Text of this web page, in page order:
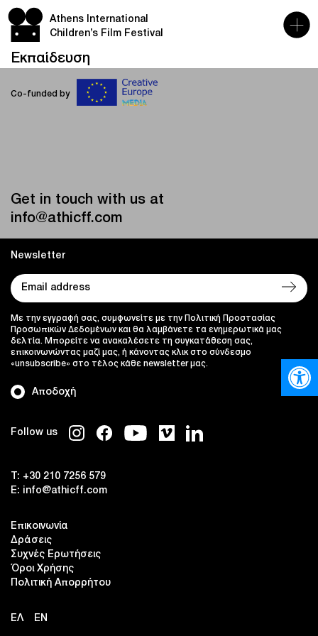
Athens International
Children’s Film Festival
Εκπαίδευση
Co-funded by
Get in touch with us at
info@athicff.com
Follow us
T: +30 210 7256 579
E: info@athicff.com
Επικοινωνία
Δράσεις
Συχνές Ερωτήσεις
Όροι Χρήσης
Πολιτική Απορρήτου
ΕΛ EN
Newsletter
Αποδοχή
Με την εγγραφή σας, συμφωνείτε με την Πολιτική Προστασίας
Προσωπικών Δεδομένων και θα λαμβάνετε τα ενημερωτικά μας
δελτία. Μπορείτε να ανακαλέσετε τη συγκατάθεση σας,
επικοινωνώντας μαζί μας, ή κάνοντας κλικ στο σύνδεσμο
«unsubscribe» στο τέλος κάθε newsletter μας.